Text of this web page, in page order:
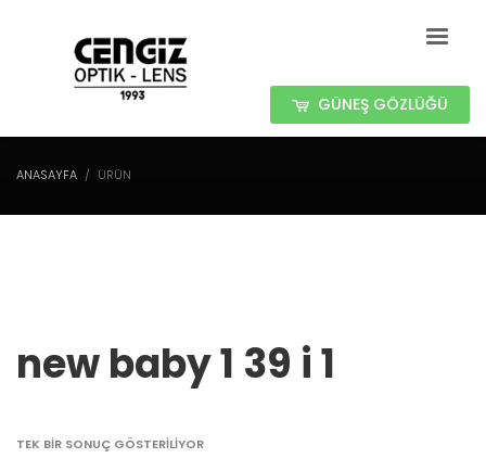
GÜNEŞ GÖZLÜĞÜ
ANASAYFA ÜRÜN
new baby 1 39 i 1
TEK BIR SONUÇ GÖSTERILIYOR